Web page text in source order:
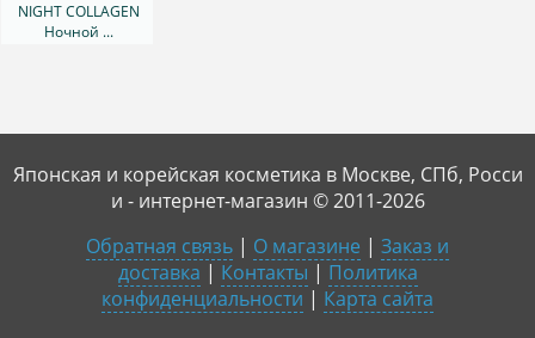
NIGHT COLLAGEN
Ночной ...
Японская и корейская косметика в Москве, СПб, Росси
и - интернет-магазин © 2011-2026
Обратная связь | О магазине | Заказ и
доставка | Контакты | Политика
конфиденциальности | Карта сайта